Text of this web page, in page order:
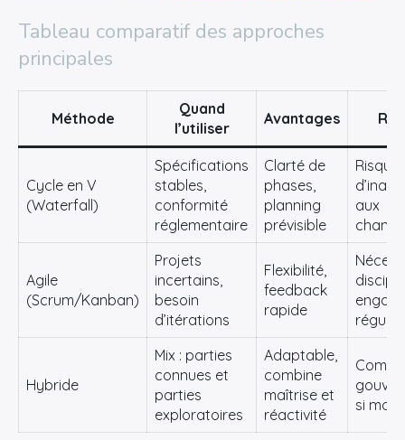
Tableau comparatif des approches
principales
Méthode
Quand
l’utiliser
Avantages
Cycle en V
(Waterfall)
Spécifications
stables,
conformité
réglementaire
Clarté de
phases,
planning
prévisible
Risque
aux
Agile
(Scrum/Kanban)
Projets
incertains,
besoin
d’itérations
Flexibilité,
feedback
rapide
régulier
Hybride
Mix : parties
connues et
parties
exploratoires
Adaptable,
combine
maîtrise et
réactivité
si mal